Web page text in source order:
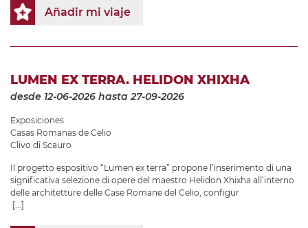
Añadir mi viaje
LUMEN EX TERRA. HELIDON XHIXHA
desde 12-06-2026 hasta 27-09-2026
Exposiciones
Casas Romanas de Celio
Clivo di Scauro
Il progetto espositivo “Lumen ex terra” propone l’inserimento di una
significativa selezione di opere del maestro Helidon Xhixha all’interno
delle architetture delle Case Romane del Celio, configur
[...]